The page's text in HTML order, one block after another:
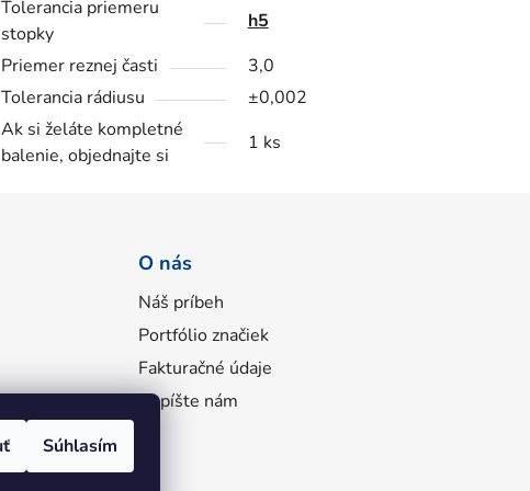
Súhlasím
Tolerancia priemeru
stopky
h5
Priemer reznej časti
3,0
Tolerancia rádiusu
±0,002
Ak si želáte kompletné
balenie, objednajte si
1 ks
O nás
Náš príbeh
Portfólio značiek
Fakturačné údaje
Napíšte nám